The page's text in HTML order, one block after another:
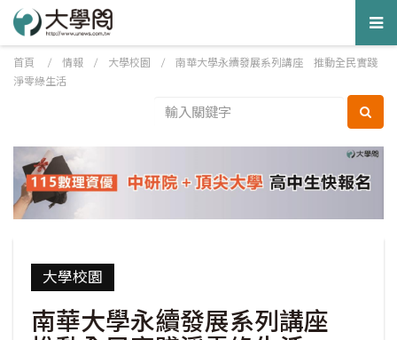
首頁 / 情報 / 大學校園 / 南華大學永續發展系列講座 推動全民實踐
淨零綠生活
大學校園
南華大學永續發展系列講座